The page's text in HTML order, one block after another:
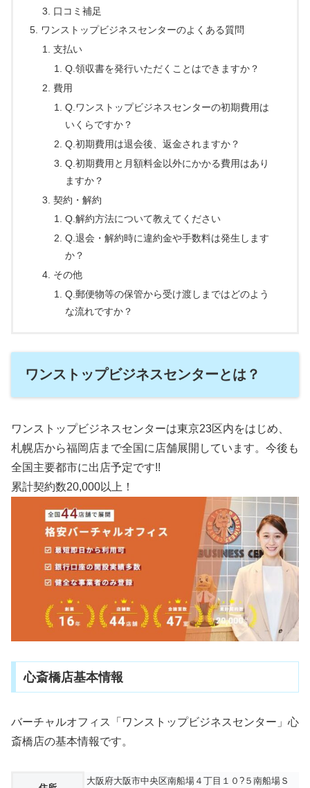
口コミ補足
ワンストップビジネスセンターのよくある質問
支払い
Q.領収書を発行いただくことはできますか？
費用
Q.ワンストップビジネスセンターの初期費用は
いくらですか？
Q.初期費用は退会後、返金されますか？
Q.初期費用と月額料金以外にかかる費用はあり
ますか？
契約・解約
Q.解約方法について教えてください
Q.退会・解約時に違約金や手数料は発生します
か？
その他
Q.郵便物等の保管から受け渡しまではどのよう
な流れですか？
ワンストップビジネスセンターとは？
ワンストップビジネスセンターは東京23区内をはじめ、
札幌店から福岡店まで全国に店舗展開しています。今後も
全国主要都市に出店予定です!!
累計契約数20,000以上！
心斎橋店基本情報
バーチャルオフィス「ワンストップビジネスセンター」心
斎橋店の基本情報です。
大阪府大阪市中央区南船場４丁目１０?５南船場Ｓ